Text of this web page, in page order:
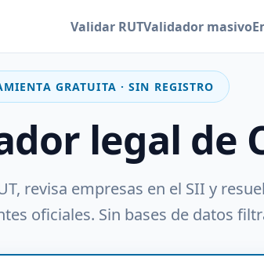
Validar RUTValidador masivo
GRATUITA · SIN REGISTRO
legal de
revisa empresas en el SII y
oficiales. Sin bases de datos